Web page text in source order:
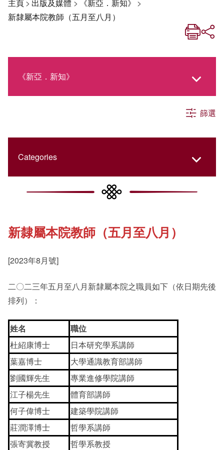
主頁> 出版及媒體 > 《新亞．新知》 >
新隸屬本院教師（五月至八月）
《新亞．新知》
社交媒體專欄
《新亞簡訊》
《新亞書院概覽》
影片庫
篩選
Categories
College Updates
Cultural Topics
Alumni Connections
新隸屬本院教師（五月至八月）
[2023年8月號]
二〇二三年五月至八月新隸屬本院之職員如下（依日期先後
排列）：
姓名
職位
杜紹康博士
日本研究學系講師
葉嘉博士
大學通識教育部講師
劉國輝先生
專業進修學院講師
江子楊先生
體育部講師
何子偉博士
建築學院講師
莊潤澤博士
哲學系講師
張寄冀教授
哲學系教授